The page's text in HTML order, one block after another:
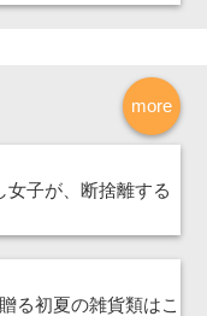
more
女子が、断捨離する
る初夏の雑貨類はこ